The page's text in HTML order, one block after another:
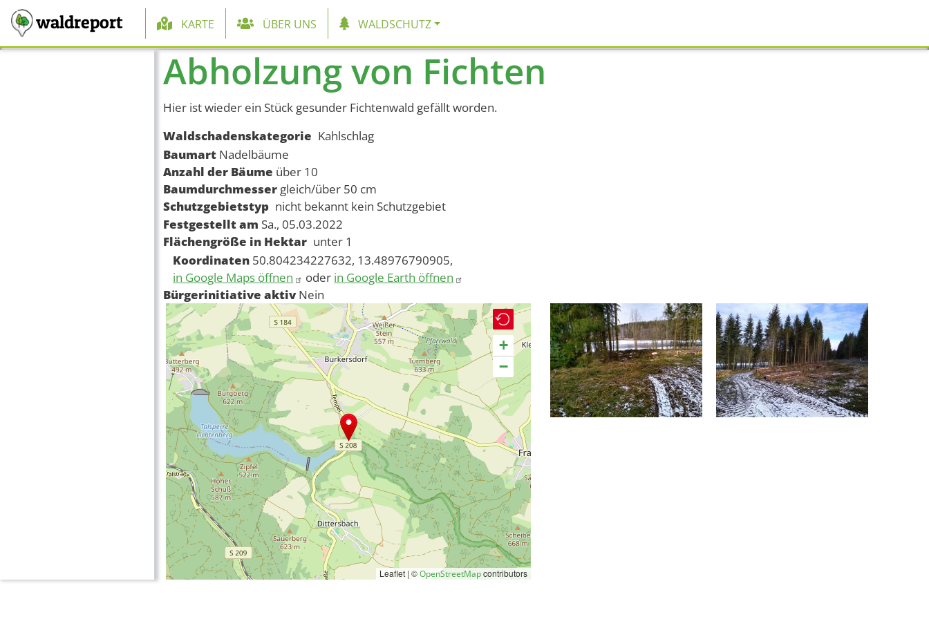
waldreport Hauptnavigation
KARTE ÜBER UNS WALDSCHUTZ
Abholzung von Fichten
Hier ist wieder ein Stück gesunder Fichtenwald gefällt worden.
Waldschadenskategorie Kahlschlag
Baumart Nadelbäume
Anzahl der Bäume über 10
Baumdurchmesser gleich/über 50 cm
Schutzgebietstyp nicht bekannt kein Schutzgebiet
Festgestellt am Sa., 05.03.2022
Flächengröße in Hektar unter 1
Koordinaten 50.804234227632, 13.48976790905,
in Google Maps öffnen
oder in Google Earth öffnen
Bürgerinitiative aktiv Nein
+
−
Leaflet | ©OpenStreetMapcontributors